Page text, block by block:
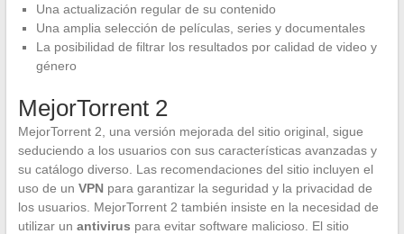
Una actualización regular de su contenido
Una amplia selección de películas, series y documentales
La posibilidad de filtrar los resultados por calidad de video y
género
MejorTorrent 2
MejorTorrent 2, una versión mejorada del sitio original, sigue
seduciendo a los usuarios con sus características avanzadas y
su catálogo diverso. Las recomendaciones del sitio incluyen el
uso de un VPNpara garantizar la seguridad y la privacidad de
los usuarios. MejorTorrent 2 también insiste en la necesidad de
utilizar un antivirus para evitar software malicioso. El sitio